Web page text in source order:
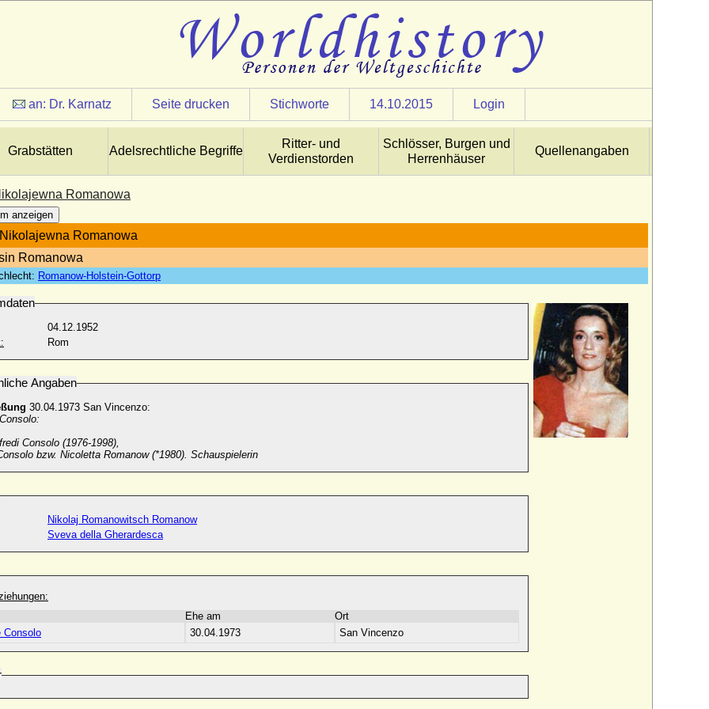
an: Dr. Karnatz Seite drucken Stichworte 14.10.2015 Login
Grabstätten Adelsrechtliche Begriffe
Ritter- und
Verdienstorden
Schlösser, Burgen und
Herrenhäuser
Quellenangaben
Romanowa
anzeigen
Romanowa
Romanowa
Romanow-Holstein-Gottorp
04.12.1952
Rom
Angaben
30.04.1973 San Vincenzo:
Consolo (1976-1998),
bzw. Nicoletta Romanow (*1980). Schauspielerin
Nikolaj Romanowitsch Romanow
Sveva della Gherardesca
Ehe am
Ort
Consolo
30.04.1973 San Vincenzo